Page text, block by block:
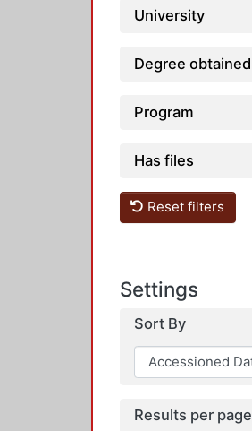
University
Degree obtained
Program
Has files
Reset filters
Settings
Sort By
Results per page